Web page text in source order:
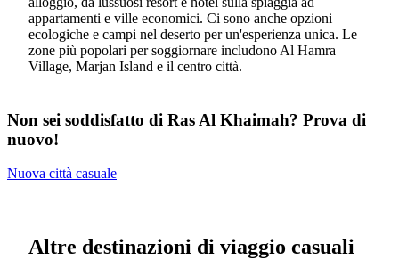
appartamenti e ville economici. Ci sono anche opzioni
ecologiche e campi nel deserto per un'esperienza unica. Le
zone più popolari per soggiornare includono Al Hamra
Village, Marjan Island e il centro città.
Non sei soddisfatto di Ras Al Khaimah? Prova di
nuovo!
Nuova città casuale
Altre destinazioni di viaggio casuali